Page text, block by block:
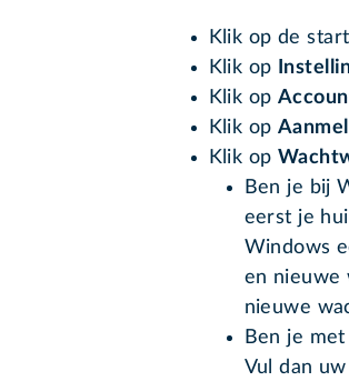
Klik op de
Klik op
Klik op
Klik op
Klik op
Ben je bij
eerst je
Windows
en nieuwe
nieuwe
Ben je
Vul dan